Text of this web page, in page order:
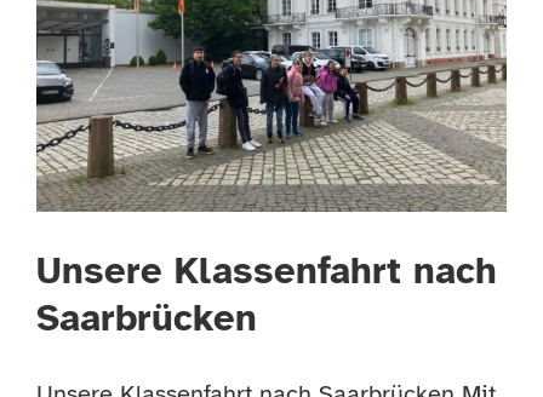
TERMINE
HÄUFIGE FRAGEN
Unsere Klassenfahrt nach
Saarbrücken